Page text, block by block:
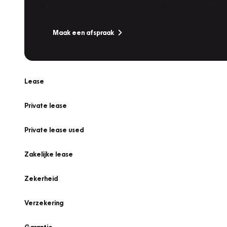
Maak een afspraak
Lease
Private lease
Private lease used
Zakelijke lease
Zekerheid
Verzekering